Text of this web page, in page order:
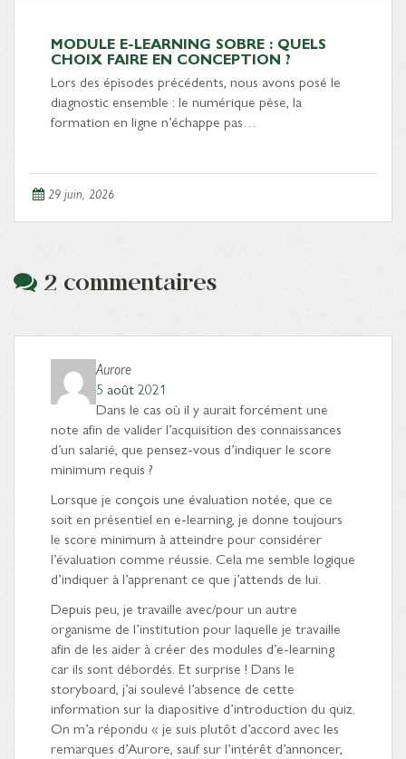
MODULE E-LEARNING SOBRE : QUELS
CHOIX FAIRE EN CONCEPTION ?
Lors des épisodes précédents, nous avons posé le
diagnostic ensemble : le numérique pèse, la
formation en ligne n’échappe pas…
29 juin, 2026
2 commentaires
Aurore
5 août 2021
Dans le cas où il y aurait forcément une
note afin de valider l’acquisition des connaissances
d’un salarié, que pensez-vous d’indiquer le score
minimum requis ?
Lorsque je conçois une évaluation notée, que ce
soit en présentiel en e-learning, je donne toujours
le score minimum à atteindre pour considérer
l’évaluation comme réussie. Cela me semble logique
d’indiquer à l’apprenant ce que j’attends de lui.
Depuis peu, je travaille avec/pour un autre
organisme de l’institution pour laquelle je travaille
afin de les aider à créer des modules d’e-learning
car ils sont débordés. Et surprise ! Dans le
storyboard, j’ai soulevé l’absence de cette
information sur la diapositive d’introduction du quiz.
On m’a répondu « je suis plutôt d’accord avec les
remarques d’Aurore, sauf sur l’intérêt d’annoncer,